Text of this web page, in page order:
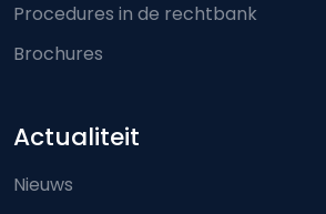
Procedures in de rechtbank
Brochures
Actualiteit
Nieuws